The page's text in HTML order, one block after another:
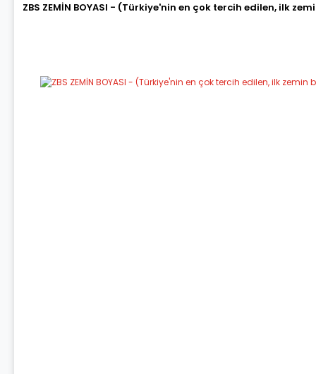
ZBS ZEMİN BOYASI - (Türkiye'nin en çok tercih edilen, ilk